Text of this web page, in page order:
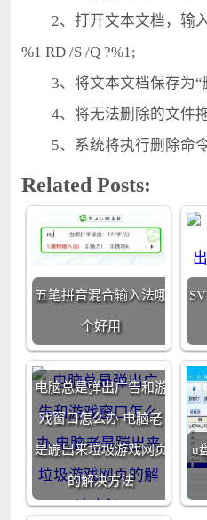
2、打开文本文档，输入
%1 RD /S /Q ?%1;
3、将文本文档保存为“
4、将无法删除的文件拖
5、系统将执行删除命令
Related Posts:
五笔拼音混合输入法哪
个好用
电脑总是弹出广告和游
戏窗口怎么办 电脑老
是蹦出来垃圾游戏网页
的解决方法
u